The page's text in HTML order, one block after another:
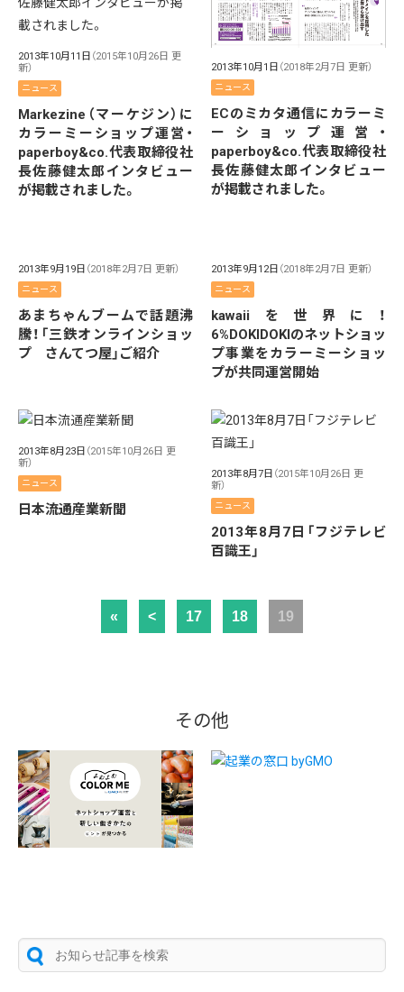
2013年10月11日 （2015年10月26日 更
新）
ニュース
Markezine（マーケジン）に
カラーミーショップ運営・
paperboy&co.代表取締役社
長佐藤健太郎インタビュー
が掲載されました。
2013年10月1日 （2018年2月7日 更新）
ニュース
ECのミカタ通信にカラーミ
ーショップ運営・
paperboy&co.代表取締役社
長佐藤健太郎インタビュー
が掲載されました。
2013年9月19日 （2018年2月7日 更新）
ニュース
あまちゃんブームで話題沸
騰！「三鉄オンラインショッ
プ さんてつ屋」ご紹介
2013年9月12日 （2018年2月7日 更新）
ニュース
kawaiiを世界に！
6%DOKIDOKIのネットショッ
プ事業をカラーミーショッ
プが共同運営開始
2013年8月23日 （2015年10月26日 更
新）
ニュース
日本流通産業新聞
2013年8月7日 （2015年10月26日 更
新）
ニュース
2013年8月7日「フジテレビ
百識王」
« < 17 18 19
その他